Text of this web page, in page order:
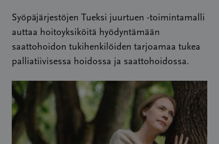
Syöpäjärjestöjen Tueksi juurtuen -toimintamalli
auttaa hoitoyksiköitä hyödyntämään
saattohoidon tukihenkilöiden tarjoamaa tukea
palliatiivisessa hoidossa ja saattohoidossa.